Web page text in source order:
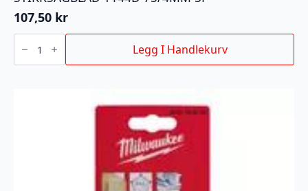
107,50 kr
STIKKSAGBLAD
T144D
75/4MM
5P
Legg I Handlekurv